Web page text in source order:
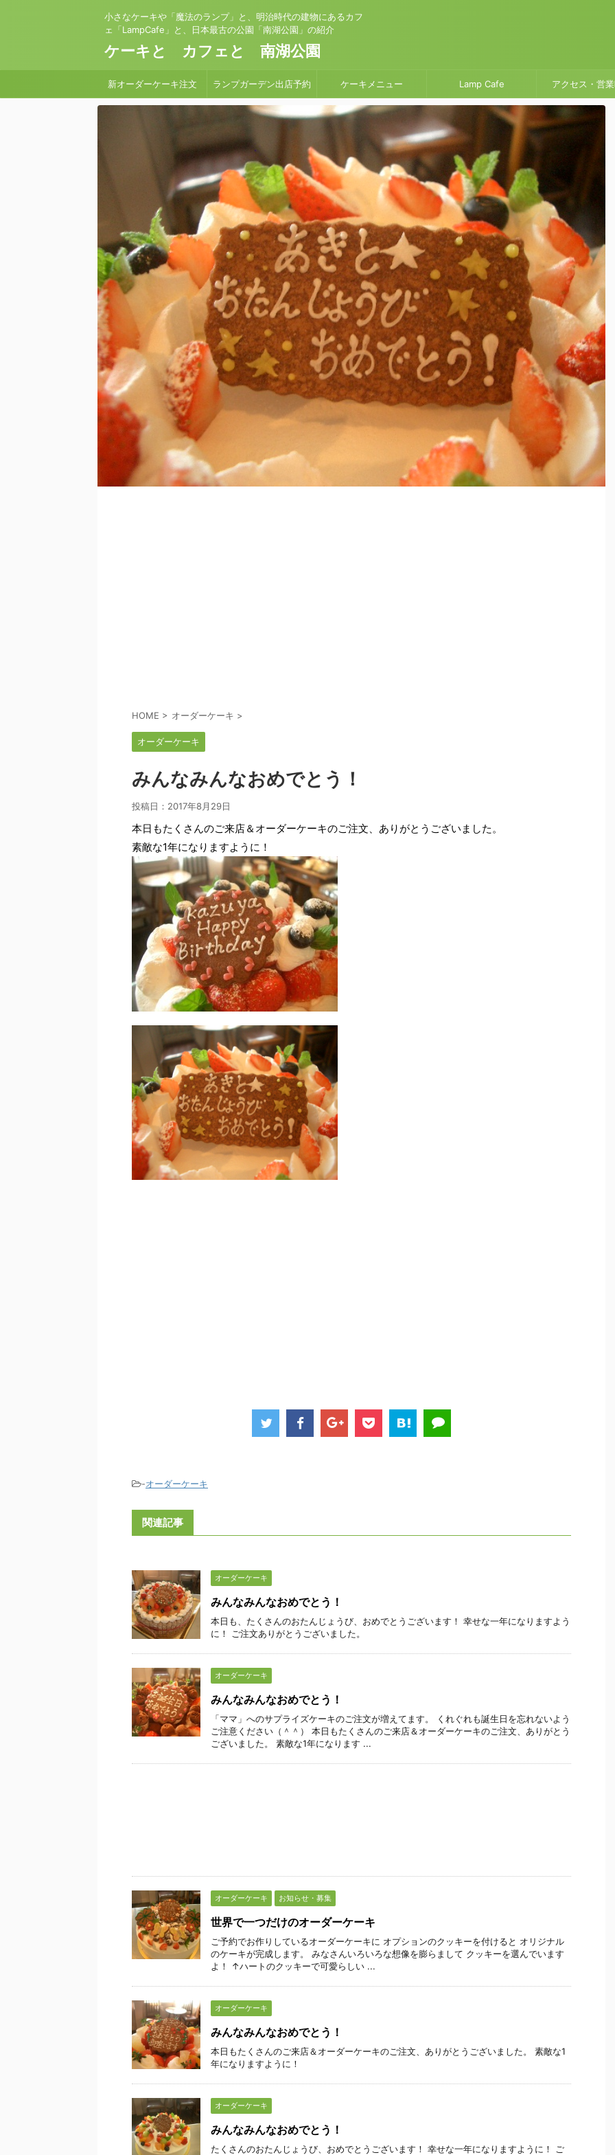
小さなケーキや「魔法のランプ」と、明治時代の建物にあるカフ
ェ「LampCafe」と、日本最古の公園「南湖公園」の紹介
ケーキと カフェと 南湖公園
新オーダーケーキ注文 ランプガーデン出店予約 ケーキメニュー Lamp Cafe アクセス・営
HOME > オーダーケーキ >
オーダーケーキ
みんなみんなおめでとう！
投稿日： 2017年8月29日
本日もたくさんのご来店＆オーダーケーキのご注文、ありがとうございました。
素敵な1年になりますように！
-オーダーケーキ
関連記事
オーダーケーキ
みんなみんなおめでとう！
本日も、たくさんのおたんじょうび、おめでとうございます！ 幸せな一年になりますよう
に！ ご注文ありがとうございました。
オーダーケーキ
みんなみんなおめでとう！
「ママ」へのサプライズケーキのご注文が増えてます。 くれぐれも誕生日を忘れないよう
ご注意ください（＾＾） 本日もたくさんのご来店＆オーダーケーキのご注文、ありがとう
ございました。 素敵な1年になります ...
オーダーケーキ お知らせ・募集
世界で一つだけのオーダーケーキ
ご予約でお作りしているオーダーケーキに オプションのクッキーを付けると オリジナル
のケーキが完成します。 みなさんいろいろな想像を膨らまして クッキーを選んでいます
よ！ ↑ハートのクッキーで可愛らしい ...
オーダーケーキ
みんなみんなおめでとう！
本日もたくさんのご来店＆オーダーケーキのご注文、ありがとうございました。 素敵な1
年になりますように！
オーダーケーキ
みんなみんなおめでとう！
たくさんのおたんじょうび、おめでとうございます！ 幸せな一年になりますように！ ご